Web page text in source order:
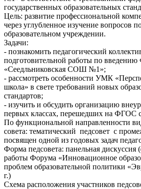
государственных образовательных
Цель: развитие профессиональной
через углубленное изучение
образовательном учреждении.
Задачи:
- познакомить педагогический
подготовительной работы по
«Сеедльниковская СОШ №1»;
- рассмотреть особенности УМК
школа» в свете требований новых
стандартов;
- изучить и обсудить организацию
первых классах, перешедших на ФГОС с
По функциональной направленности
совета: тематический педсовет с
посвящен одной из годовых задач
Форма педсовета: панельная дискуссия
работы Форума «Инновационное
проблем образовательной политики
г.)
Схема расположения участников